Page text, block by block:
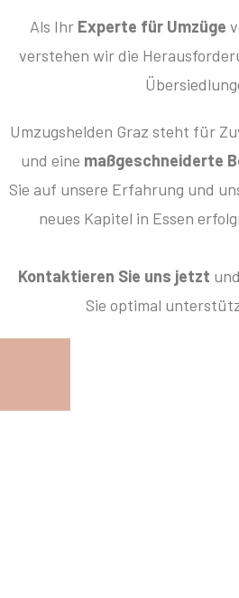
Als Ihr Experte für Umzüge
verstehen wir die
Umzugshelden Graz steht für
und eine maßgeschneiderte
Sie auf unsere Erfahrung und
neues Kapitel in Essen
Kontaktieren Sie uns jetzt
Sie optimal